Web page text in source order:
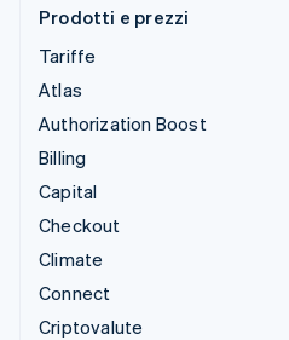
Prodotti e prezzi
Tariffe
Atlas
Authorization Boost
Billing
Capital
Checkout
Climate
Connect
Criptovalute